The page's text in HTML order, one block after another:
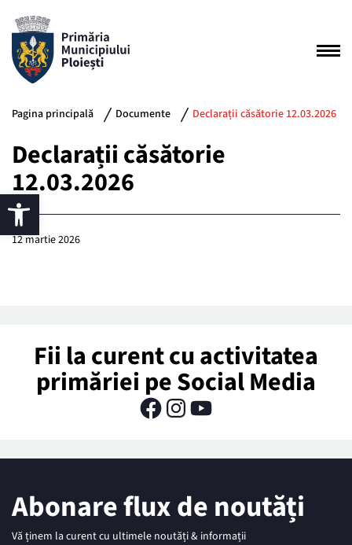
Pagina principală Documente Declarații căsătorie 12.03.2026
Declarații căsătorie
12.03.2026
12 martie 2026
Fii la curent cu activitatea
primăriei pe Social Media
Abonare flux de noutăți
Vă ținem la curent cu ultimele noutăți & informații